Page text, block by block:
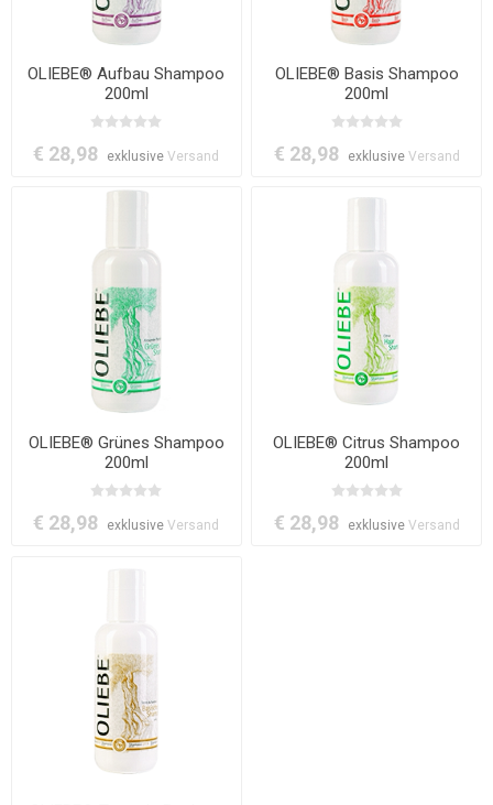
OLIEBE® Aufbau Shampoo
200ml
€ 28,98 exklusiveVersand
OLIEBE® Basis Shampoo
200ml
€ 28,98 exklusive Versand
OLIEBE® Grünes Shampoo
200ml
€ 28,98 exklusiveVersand
OLIEBE® Citrus Shampoo
200ml
€ 28,98 exklusive Versand